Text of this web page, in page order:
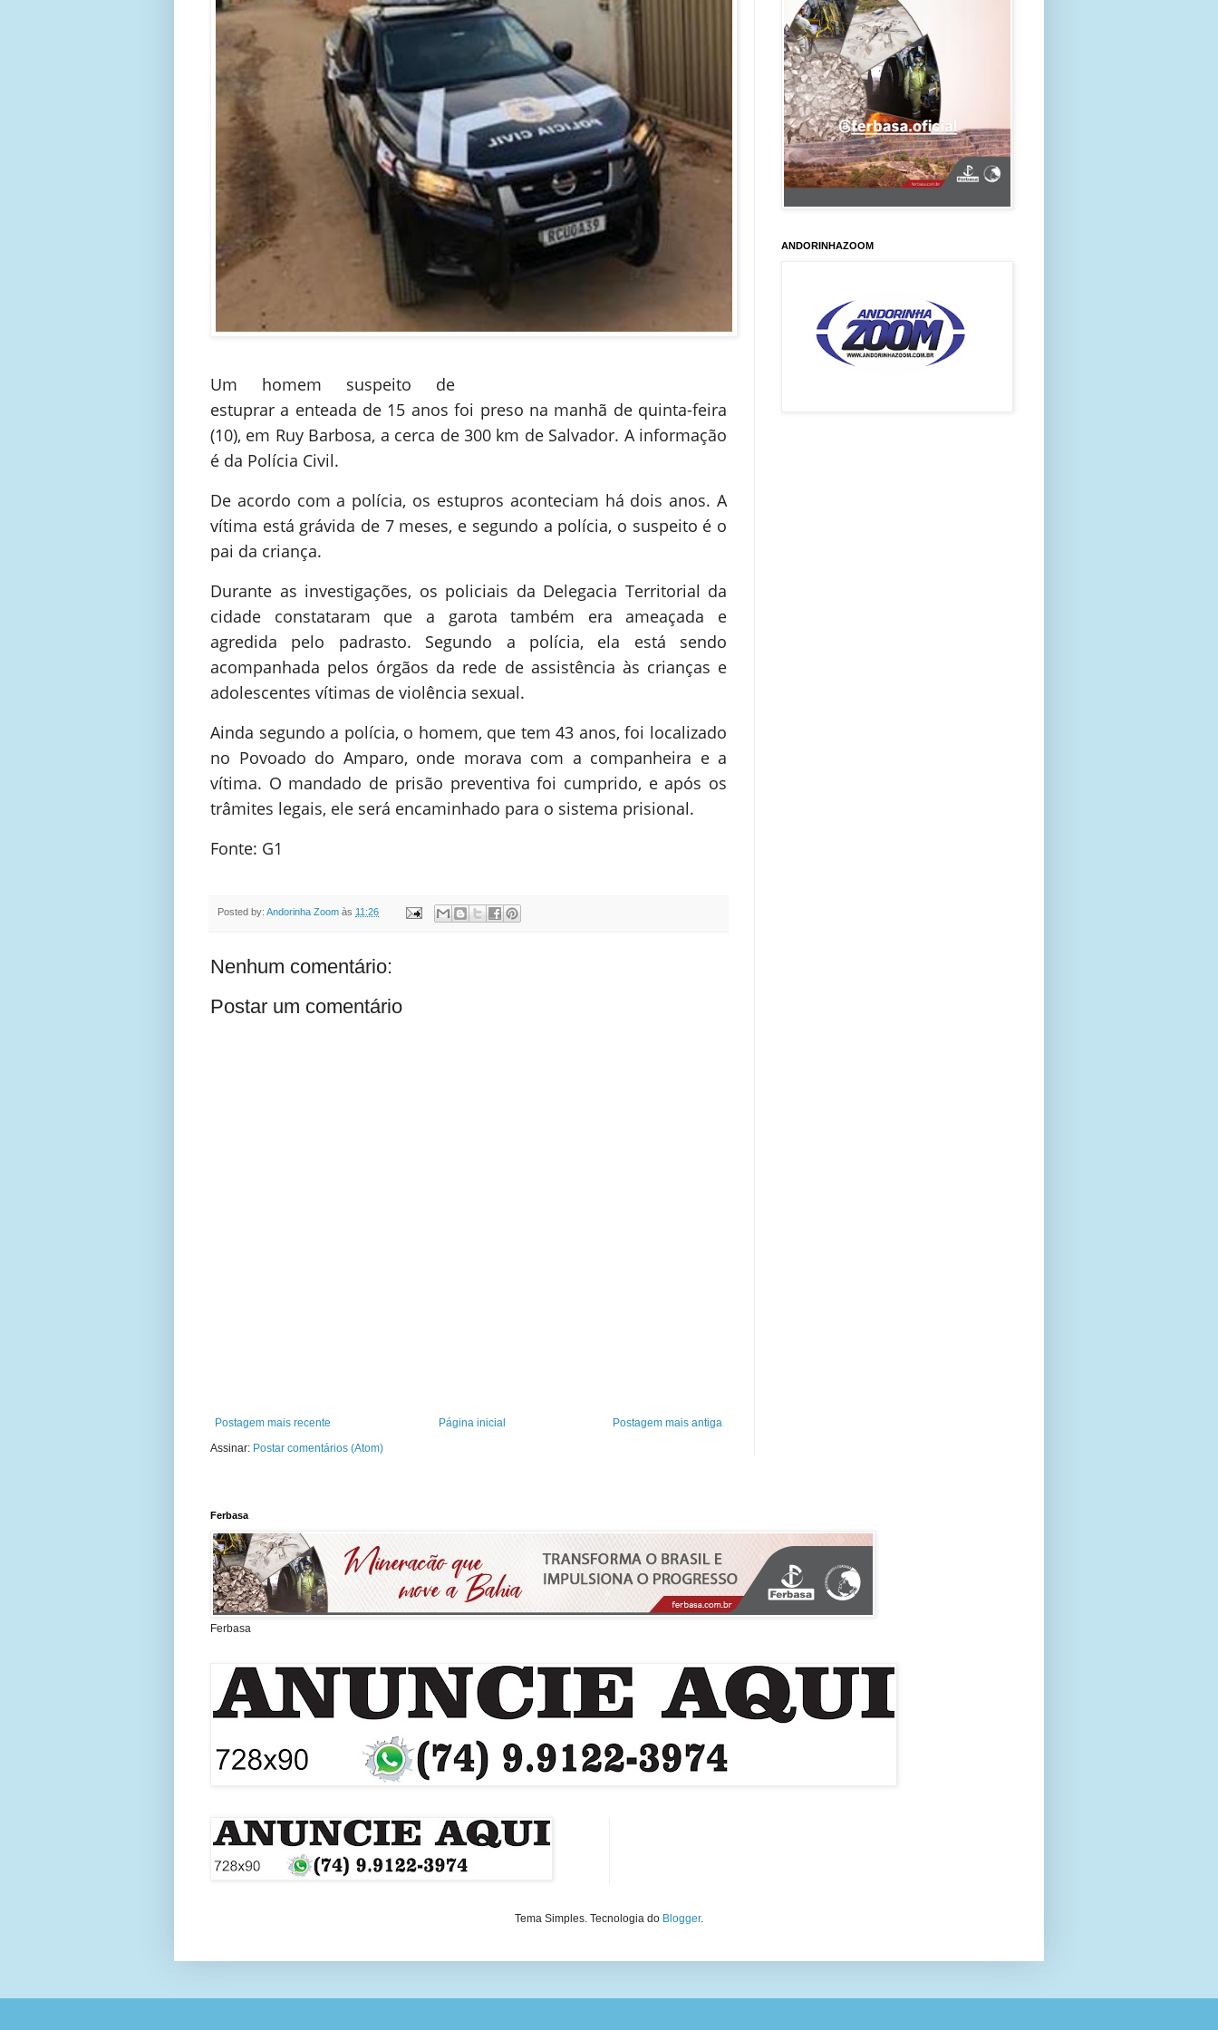
Um homem suspeito de
estuprar a enteada de 15 anos foi preso na manhã de quinta-feira
(10), em Ruy Barbosa, a cerca de 300 km de Salvador. A informação
é da Polícia Civil.
De acordo com a polícia, os estupros aconteciam há dois anos. A
vítima está grávida de 7 meses, e segundo a polícia, o suspeito é o
pai da criança.
Durante as investigações, os policiais da Delegacia Territorial da
cidade constataram que a garota também era ameaçada e
agredida pelo padrasto. Segundo a polícia, ela está sendo
acompanhada pelos órgãos da rede de assistência às crianças e
adolescentes vítimas de violência sexual.
Ainda segundo a polícia, o homem, que tem 43 anos, foi localizado
no Povoado do Amparo, onde morava com a companheira e a
vítima. O mandado de prisão preventiva foi cumprido, e após os
trâmites legais, ele será encaminhado para o sistema prisional.
Fonte: G1
Posted by: Andorinha Zoom às 11:26
Nenhum comentário:
Postar um comentário
Postagem mais recente Postagem mais antiga
Página inicial
Assinar: Postar comentários (Atom)
ANDORINHAZOOM
Ferbasa
Ferbasa
Tema Simples. Tecnologia do Blogger.